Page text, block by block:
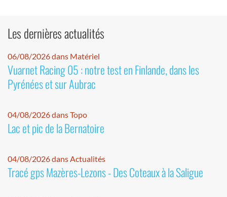
Les dernières actualités
06/08/2026 dans Matériel
Vuarnet Racing 05 : notre test en Finlande, dans les
Pyrénées et sur Aubrac
04/08/2026 dans Topo
Lac et pic de la Bernatoire
04/08/2026 dans Actualités
Tracé gps Mazères-Lezons - Des Coteaux à la Saligue